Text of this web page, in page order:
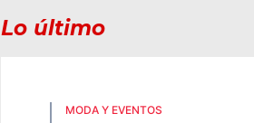
Lo último
MODA Y EVENTOS